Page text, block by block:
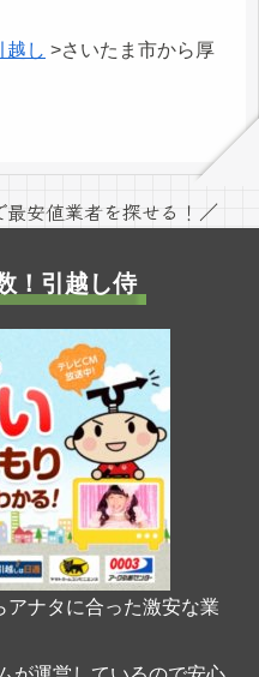
越し >さいたま市から厚
安値業者を探せる！／
！引越し侍
ナタに合った激安な業